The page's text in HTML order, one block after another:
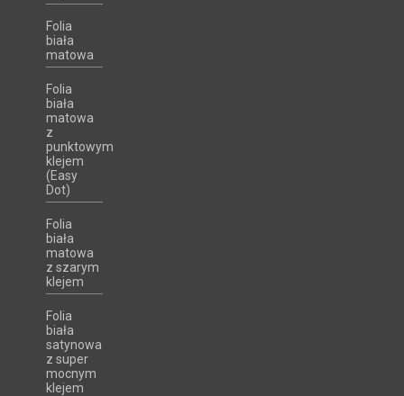
Folia
biała
matowa
Folia
biała
matowa
z
punktowym
klejem
(Easy
Dot)
Folia
biała
matowa
z szarym
klejem
Folia
biała
satynowa
z super
mocnym
klejem